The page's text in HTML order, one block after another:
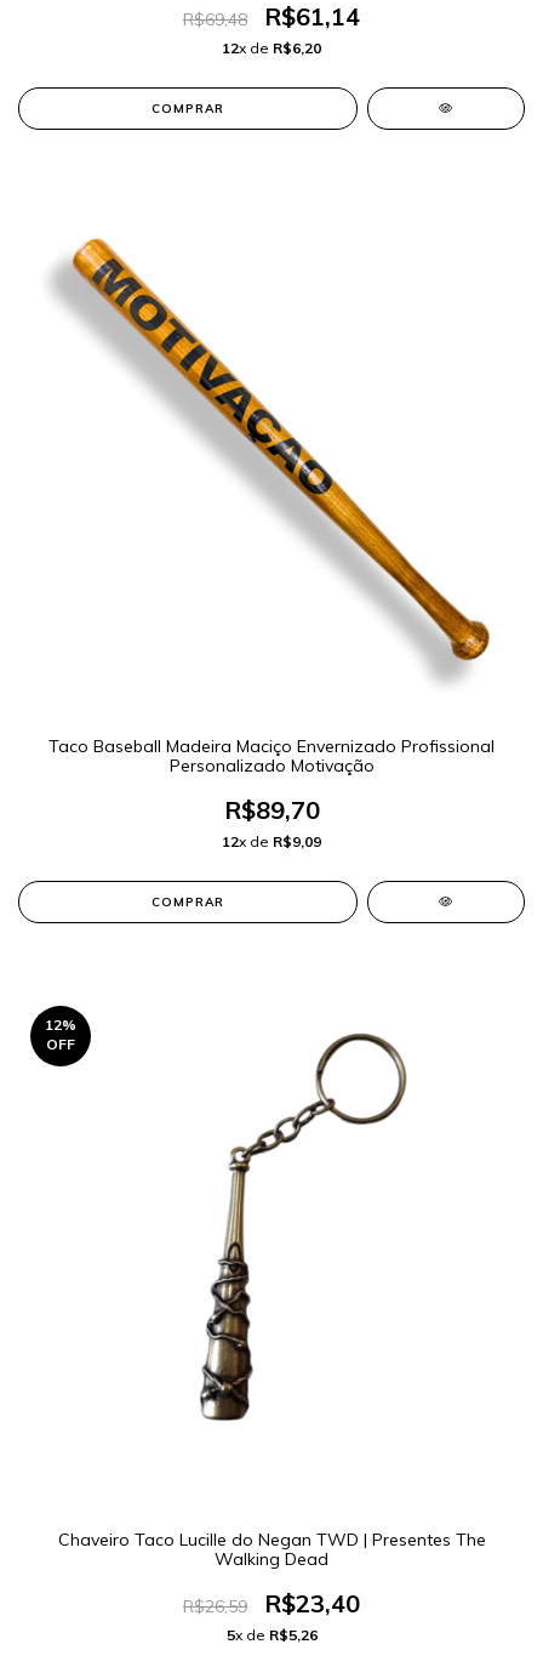
R$69,48 R$61,14
12x de R$6,20
Taco Baseball Madeira Maciço Envernizado Profissional
Personalizado Motivação
R$89,70
12x de R$9,09
12%
OFF
Chaveiro Taco Lucille do Negan TWD | Presentes The
Walking Dead
R$26,59 R$23,40
5x de R$5,26